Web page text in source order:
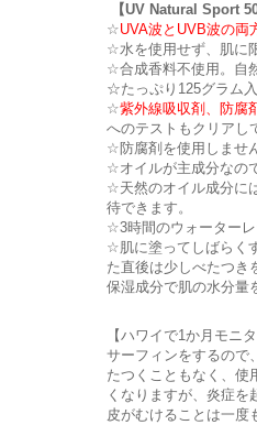
【UV Natural Sport
☆UVA波とUVB波の両
☆水を使用せず、肌に
☆合成香料不使用。自
☆たっぷり125グラム
☆紫外線吸収剤、防腐
へのテストもクリアし
☆防腐剤を使用しませ
☆オイルが主成分なの
☆天然のオイル成分に
待できます。
☆3時間のウォーターレ
☆肌に塗ってしばらく
た直後は少しべたつき
保湿成分で肌の水分量
【ハワイで1か月モニ
サーフィンをするので
たつくこともなく、使
くなりますが、炎症
皮がむけることは一度